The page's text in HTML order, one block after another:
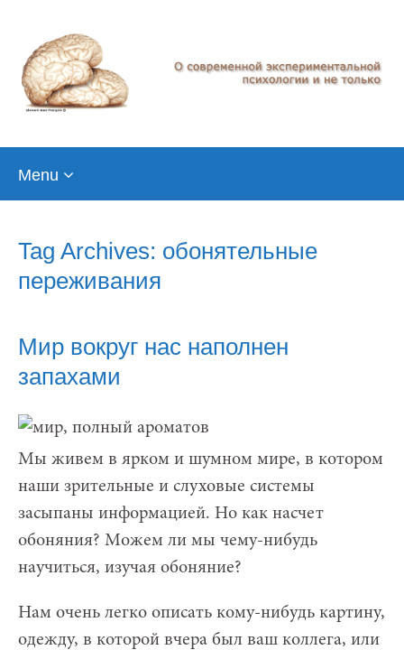
Menu
Tag Archives: обонятельные
переживания
Мир вокруг нас наполнен
запахами
Мы живем в ярком и шумном мире, в котором
наши зрительные и слуховые системы
засыпаны информацией. Но как насчет
обоняния? Можем ли мы чему-нибудь
научиться, изучая обоняние?
Нам очень легко описать кому-нибудь картину,
одежду, в которой вчера был ваш коллега, или